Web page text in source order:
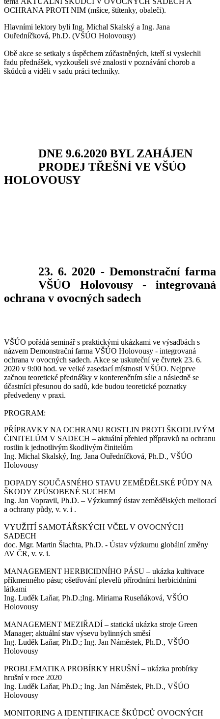
OCHRANA PROTI NIM (mšice, štítenky, obaleči).
Hlavními lektory byli Ing. Michal Skalský a Ing. Jana
Ouředníčková, Ph.D. (VŠÚO Holovousy)
Obě akce se setkaly s úspěchem zúčastněných, kteří si vyslechli
řadu přednášek, vyzkoušeli své znalosti v poznávání chorob a
škůdců a viděli v sadu práci techniky.
DNE 9.6.2020 BYL ZAHÁJEN
PRODEJ TŘEŠNÍ VE VŠÚO
HOLOVOUSY
23. 6. 2020 - Demonstrační farma
VŠÚO Holovousy - integrovaná
ochrana v ovocných sadech
VŠÚO pořádá seminář s praktickými ukázkami ve výsadbách s
názvem Demonstrační farma VŠÚO Holovousy - integrovaná
ochrana v ovocných sadech. Akce se uskuteční ve čtvrtek 23. 6.
2020 v 9:00 hod. ve velké zasedací místnosti VŠÚO. Nejprve
začnou teoretické přednášky v konferenčním sále a následně se
účastníci přesunou do sadů, kde budou teoretické poznatky
předvedeny v praxi.
PROGRAM:
PŘÍPRAVKY NA OCHRANU ROSTLIN PROTI ŠKODLIVÝM
ČINITELŮM V SADECH – aktuální přehled přípravků na ochranu
rostlin k jednotlivým škodlivým činitelům
Ing. Michal Skalský, Ing. Jana Ouředníčková, Ph.D., VŠÚO
Holovousy
DOPADY SOUČASNÉHO STAVU ZEMĚDĚLSKÉ PŮDY NA
ŠKODY ZPŮSOBENÉ SUCHEM
Ing. Jan Vopravil, Ph.D. – Výzkumný ústav zemědělských meliorací
a ochrany půdy, v. v. i .
VYUŽITÍ SAMOTÁŘSKÝCH VČEL V OVOCNÝCH
SADECH
doc. Mgr. Martin Šlachta, Ph.D. - Ústav výzkumu globální změny
AV ČR, v. v. i.
MANAGEMENT HERBICIDNÍHO PÁSU – ukázka kultivace
příkmenného pásu; ošetřování plevelů přírodními herbicidními
látkami
Ing. Luděk Laňar, Ph.D.;Ing. Miriama Ruseňáková, VŠÚO
Holovousy
MANAGEMENT MEZIŘADÍ – statická ukázka stroje Green
Manager; aktuální stav výsevu bylinných směsí
Ing. Luděk Laňar, Ph.D.; Ing. Jan Náměstek, Ph.D., VŠÚO
Holovousy
PROBLEMATIKA PROBÍRKY HRUŠNÍ – ukázka probírky
hrušní v roce 2020
Ing. Luděk Laňar, Ph.D.; Ing. Jan Náměstek, Ph.D., VŠÚO
Holovousy
MONITORING A IDENTIFIKACE ŠKŮDCŮ OVOCNÝCH